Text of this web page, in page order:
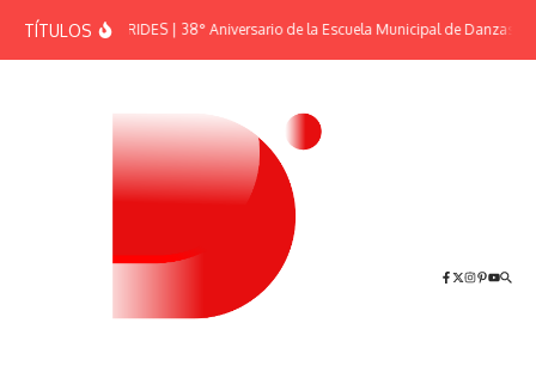
TÍTULOSEFEMÉRIDES | 38° Aniversario de la Escuela Municipal de Danzas “El